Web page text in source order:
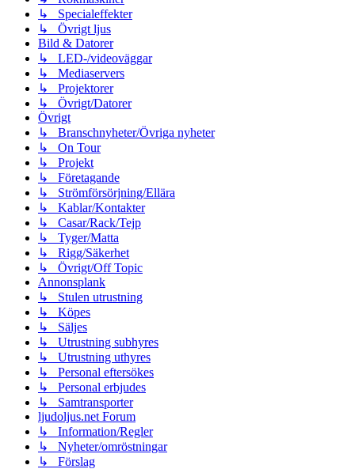
↳ Specialeffekter
↳ Övrigt ljus
Bild & Datorer
↳ LED-/videoväggar
↳ Mediaservers
↳ Projektorer
↳ Övrigt/Datorer
Övrigt
↳ Branschnyheter/Övriga nyheter
↳ On Tour
↳ Projekt
↳ Företagande
↳ Strömförsörjning/Ellära
↳ Kablar/Kontakter
↳ Casar/Rack/Tejp
↳ Tyger/Matta
↳ Rigg/Säkerhet
↳ Övrigt/Off Topic
Annonsplank
↳ Stulen utrustning
↳ Köpes
↳ Säljes
↳ Utrustning subhyres
↳ Utrustning uthyres
↳ Personal eftersökes
↳ Personal erbjudes
↳ Samtransporter
ljudoljus.net Forum
↳ Information/Regler
↳ Nyheter/omröstningar
↳ Förslag